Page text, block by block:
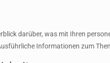
darüber, was mit Ihren
Informationen zum